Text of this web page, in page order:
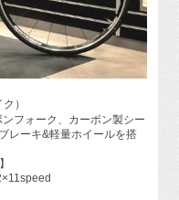
）
フォーク、カーボン製シー
レーキ&軽量ホイールを搭